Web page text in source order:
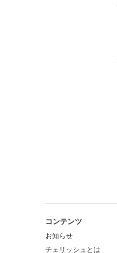
コンテンツ
お知らせ
チェリッシュとは